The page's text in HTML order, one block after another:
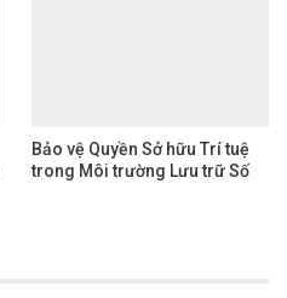
Bảo vệ Quyền Sở hữu Trí tuệ
trong Môi trường Lưu trữ Số